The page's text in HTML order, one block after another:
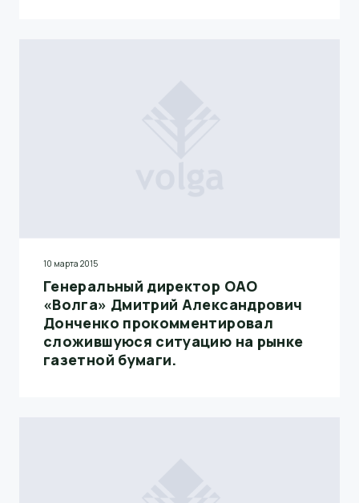
10 марта 2015
Генеральный директор ОАО
«Волга» Дмитрий Александрович
Донченко прокомментировал
сложившуюся ситуацию на рынке
газетной бумаги.